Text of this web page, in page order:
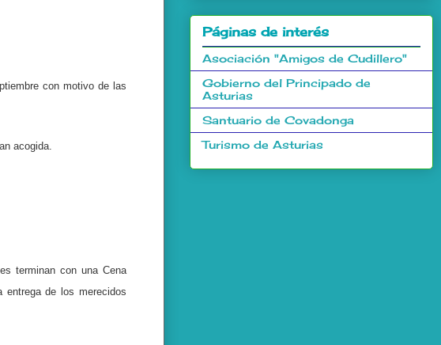
con motivo de las
acogida.
terminan con una Cena
de los merecidos
Páginas de interés
Asociación "Amigos de Cudillero"
Gobierno del Principado de
Asturias
Santuario de Covadonga
Turismo de Asturias